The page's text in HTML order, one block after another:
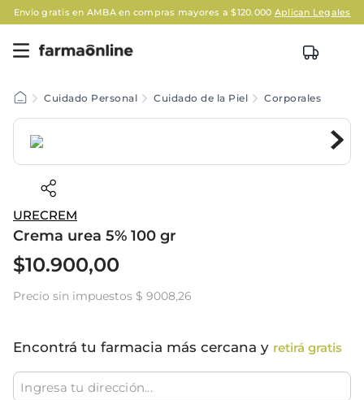
Envío gratis en AMBA en compras mayores a $120.000 Aplican Legales
Cuidado Personal Cuidado de la Piel Corporales
URECREM
Crema urea 5% 100 gr
$10.900,00
Precio sin impuestos $ 9008,26
Encontrá tu farmacia más cercana y retirá gratis